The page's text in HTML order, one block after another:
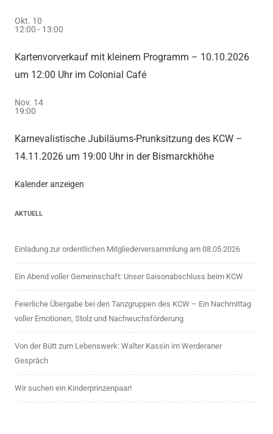
Okt. 10
12:00 - 13:00
Kartenvorverkauf mit kleinem Programm – 10.10.2026
um 12:00 Uhr im Colonial Café
Nov. 14
19:00
Karnevalistische Jubiläums-Prunksitzung des KCW –
14.11.2026 um 19:00 Uhr in der Bismarckhöhe
Kalender anzeigen
AKTUELL
Einladung zur ordentlichen Mitgliederversammlung am 08.05.2026
Ein Abend voller Gemeinschaft: Unser Saisonabschluss beim KCW
Feierliche Übergabe bei den Tanzgruppen des KCW – Ein Nachmittag
voller Emotionen, Stolz und Nachwuchsförderung
Von der Bütt zum Lebenswerk: Walter Kassin im Werderaner
Gespräch
Wir suchen ein Kinderprinzenpaar!